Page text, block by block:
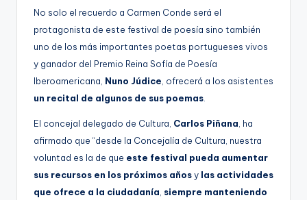
No solo el recuerdo a Carmen Conde será el
protagonista de este festival de poesía sino también
uno de los más importantes poetas portugueses vivos
y ganador del Premio Reina Sofía de Poesía
Iberoamericana, Nuno Júdice , ofrecerá a los asistentes
un recital de algunos de sus poemas
El concejal delegado de Cultura, Carlos Piñana , ha
afirmado que “desde la Concejalía de Cultura, nuestra
voluntad es la de que este festival pueda aumentar
sus recursos en los próximos añosy las actividades
que ofrece a la ciudadanía siempre manteniendo